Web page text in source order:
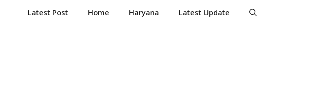
Latest Post Home Haryana Latest Update